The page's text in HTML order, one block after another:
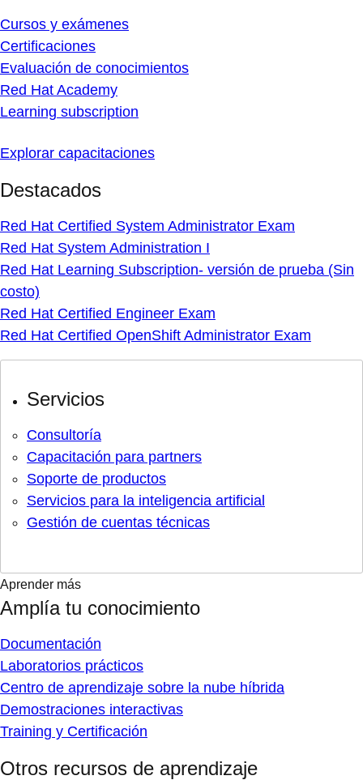
Cursos y exámenes
Certificaciones
Evaluación de conocimientos
Red Hat Academy
Learning subscription
Explorar capacitaciones
Destacados
Red Hat Certified System Administrator Exam
Red Hat System Administration I
Red Hat Learning Subscription- versión de prueba (Sin
costo)
Red Hat Certified Engineer Exam
Red Hat Certified OpenShift Administrator Exam
Servicios
Consultoría
Capacitación para partners
Soporte de productos
Servicios para la inteligencia artificial
Gestión de cuentas técnicas
Aprender más
Amplía tu conocimiento
Documentación
Laboratorios prácticos
Centro de aprendizaje sobre la nube híbrida
Demostraciones interactivas
Training y Certificación
Otros recursos de aprendizaje